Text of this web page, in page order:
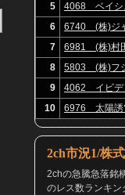
5
4068 ベイシ
6
6740 (株)ジ
7
6981 (株)村
8
5803 (株)フ
9
4062 イビデ
10
6976 太陽誘
2ch市況1/株
2chの急騰急落銘
のレス数ランキン